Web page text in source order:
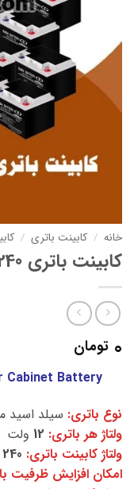
خانه / کابینت باتری /
کابینت باتری 240 ولت 42 آمپر
0 تومان
Cabinet Battery
نوع باتری: سیلد
ولتاژ هر باتری: 12 ولت
ولتاژ کابینت باتری: 240
امکان افزایش ظرفیت